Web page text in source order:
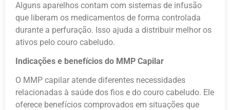
Alguns aparelhos contam com sistemas de infusão
que liberam os medicamentos de forma controlada
durante a perfuração. Isso ajuda a distribuir melhor os
ativos pelo couro cabeludo.
Indicações e benefícios do MMP Capilar
O MMP capilar atende diferentes necessidades
relacionadas à saúde dos fios e do couro cabeludo. Ele
oferece benefícios comprovados em situações que